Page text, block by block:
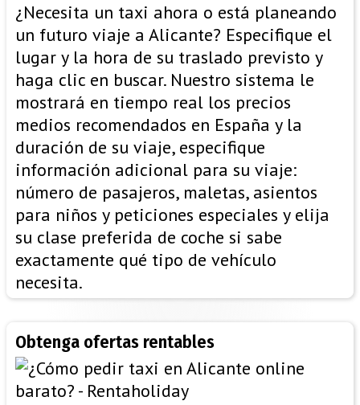
¿Necesita un taxi ahora o está planeando
un futuro viaje a Alicante? Especifique el
lugar y la hora de su traslado previsto y
haga clic en buscar. Nuestro sistema le
mostrará en tiempo real los precios
medios recomendados en España y la
duración de su viaje, especifique
información adicional para su viaje:
número de pasajeros, maletas, asientos
para niños y peticiones especiales y elija
su clase preferida de coche si sabe
exactamente qué tipo de vehículo
necesita.
Obtenga ofertas rentables